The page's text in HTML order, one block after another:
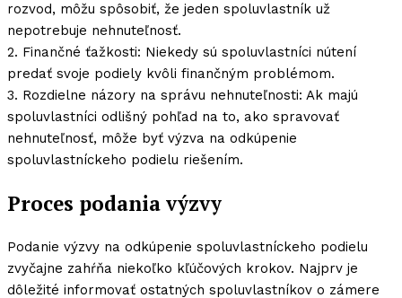
rozvod, môžu spôsobiť, že jeden spoluvlastník už
nepotrebuje nehnuteľnosť.
2. Finančné ťažkosti: Niekedy sú spoluvlastníci nútení
predať svoje podiely kvôli finančným problémom.
3. Rozdielne názory na správu nehnuteľnosti: Ak majú
spoluvlastníci odlišný pohľad na to, ako spravovať
nehnuteľnosť, môže byť výzva na odkúpenie
spoluvlastníckeho podielu riešením.
Proces podania výzvy
Podanie výzvy na odkúpenie spoluvlastníckeho podielu
zvyčajne zahŕňa niekoľko kľúčových krokov. Najprv je
dôležité informovať ostatných spoluvlastníkov o zámere